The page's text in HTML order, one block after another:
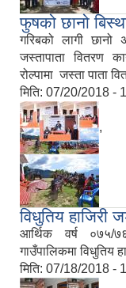
फुषको छानो
गरिबको लागी छानो
जस्तापाता वितरण
रोल्पामा जस्ता पाता
मिति: 07/20/2018 -
विधुतिय हाजिरी
आर्थिक वर्ष
गाउँपालिकमा विधुतिय
मिति: 07/18/2018 -